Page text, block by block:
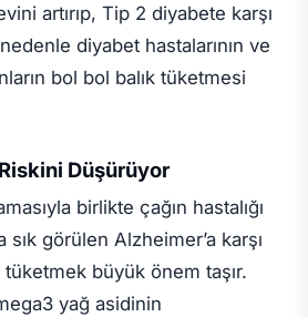
artırıp, Tip 2 diyabete karşı
diyabet hastalarının ve
bol bol balık tüketmesi
Düşürüyor
birlikte çağın hastalığı
görülen Alzheimer’a karşı
tüketmek büyük önem taşır.
yağ asidinin